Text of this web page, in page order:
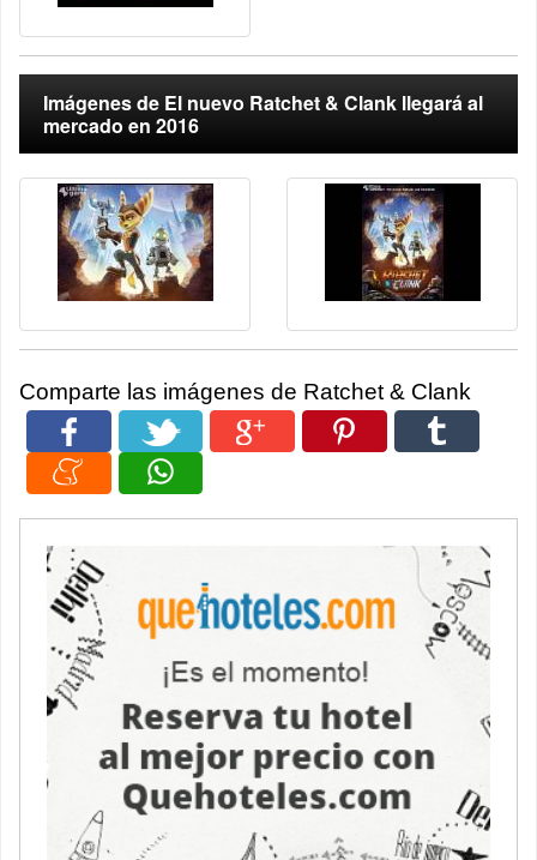
Imágenes de El nuevo Ratchet & Clank llegará al
mercado en 2016
Comparte las imágenes de Ratchet & Clank